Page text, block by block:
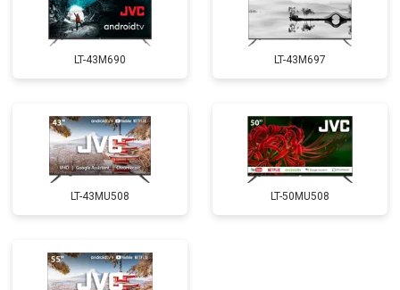
LT-43M690 LT-43M697
LT-43MU508 LT-50MU508